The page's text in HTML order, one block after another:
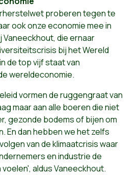
proberen tegen te
ook onze economie mee in
Vaneeckhout, die ernaar
bij het Wereld
de top vijf staat van
wereldeconomie.
vormen de ruggengraat van
maar aan alle boeren die niet
gezonde bodems of bijen om
En dan hebben we het zelfs
van de klimaatcrisis waar
en industrie de
aldus Vaneeckhout.